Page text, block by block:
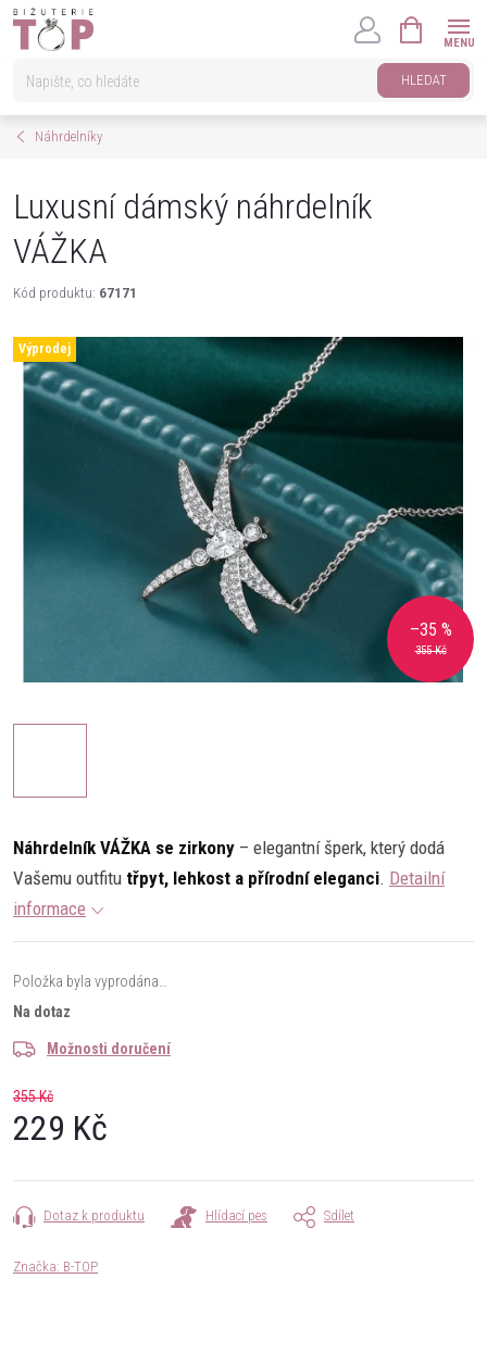
Přejít
HLEDAT
KOŠÍK
Náhrdelníky
Luxusní dámský náhrdelník
VÁŽKA
Kód produktu: 67171
Výprodej
355 Kč
–35 %
Náhrdelník VÁŽKA se zirkony – elegantní šperk, který dodá
Vašemu outfitu třpyt, lehkost a přírodní eleganci. Detailní
informace
Položka byla vyprodána…
Na dotaz
Možnosti doručení
355 Kč
229 Kč
cena:
Dotaz k produktu Hlídací pes Sdílet
Značka: B-TOP